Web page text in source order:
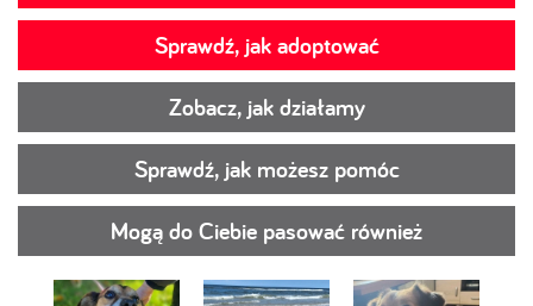
Sprawdź, jak adoptować
Zobacz, jak działamy
Sprawdź, jak możesz pomóc
Mogą do Ciebie pasować również